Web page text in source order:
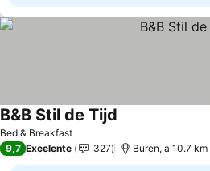
Bed & Breakfast
B&B Stil de Tijd
9,7 Excelente 327 Buren, a 10.7